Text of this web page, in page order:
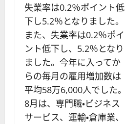
失業率は0.2％ポイント低
下し5.2％となりました。
また、失業率は0.2％ポイ
ント低下し、5.2％となり
ました。今年に入ってか
らの毎月の雇用増加数は
平均58万6,000人でした。
8月は、専門職・ビジネス
サービス、運輸・倉庫業、